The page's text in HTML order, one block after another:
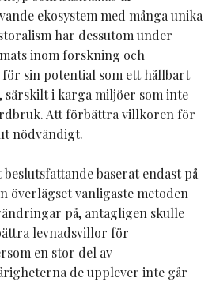
ekosystem med många unika
har dessutom under
inom forskning och
sin potential som ett hållbart
särskilt i karga miljöer som inte
Att förbättra villkoren för
nödvändigt.
beslutsfattande baserat endast på
överlägset vanligaste metoden
på, antagligen skulle
levnadsvillor för
en stor del av
de upplever inte går